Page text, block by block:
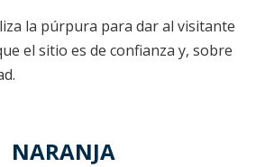
la púrpura para dar al visitante
el sitio es de confianza y, sobre
NARANJA